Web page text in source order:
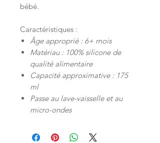
bébé.
Caractéristiques :
Âge approprié : 6+ mois
Matériau : 100% silicone de
qualité alimentaire
Capacité approximative : 175
ml
Passe au lave-vaisselle et au
micro-ondes